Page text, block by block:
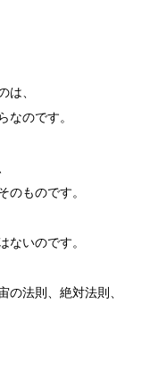
は、
なのです。
のものです。
ないのです。
の法則、絶対法則、